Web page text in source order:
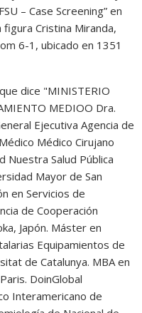
– Case Screening” en
Cristina Miranda,
6-1, ubicado en 1351